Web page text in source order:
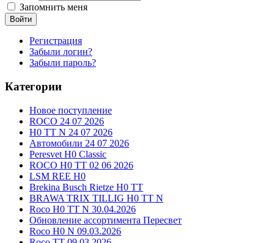
Запомнить меня
Войти
Регистрация
Забыли логин?
Забыли пароль?
Категории
Новое поступление
ROCO 24 07 2026
H0 TT N 24 07 2026
Автомобили 24 07 2026
Peresvet H0 Classic
ROCO H0 TT 02 06 2026
LSM REE H0
Brekina Busch Rietze H0 TT
BRAWA TRIX TILLIG H0 TT N
Roco H0 TT N 30.04.2026
Обновление ассортимента Пересвет
Roco H0 N 09.03.2026